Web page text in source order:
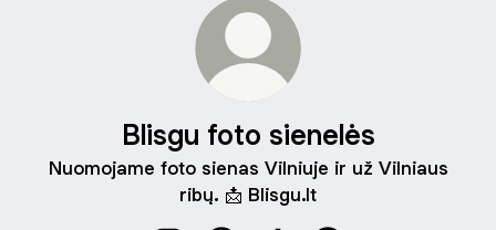
Blisgu foto sienelės
Nuomojame foto sienas Vilniuje ir už Vilniaus
ribų. 📩 Blisgu.lt